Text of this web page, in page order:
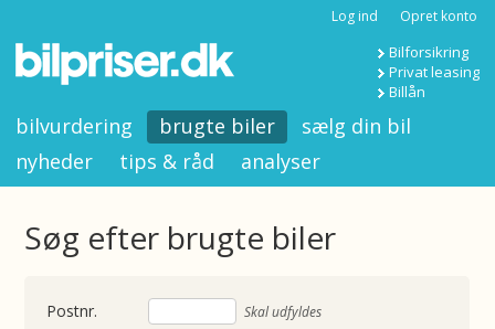
Log ind Opret konto
Bilforsikring
Privat leasing
Billån
bilvurdering brugte biler
sælg din bil
nyheder
tips & råd analyser
Søg efter brugte biler
Skal udfyldes